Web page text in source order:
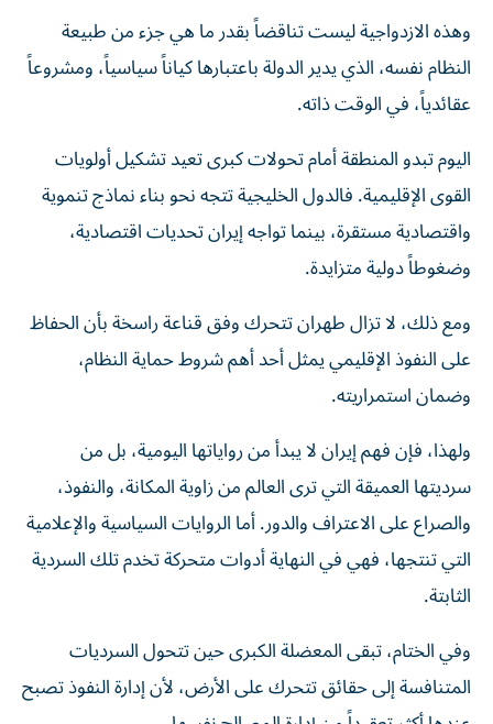
وهذه الازدواجية ليست تناقضاً بقدر ما هي جزء من طبيعة
النظام نفسه، الذي يدير الدولة باعتبارها كياناً سياسياً، ومشروعاً
عقائدياً، في الوقت ذاته.
اليوم تبدو المنطقة أمام تحولات كبرى تعيد تشكيل أولويات
القوى الإقليمية. فالدول الخليجية تتجه نحو بناء نماذج تنموية
واقتصادية مستقرة، بينما تواجه إيران تحديات اقتصادية،
وضغوطاً دولية متزايدة.
ومع ذلك، لا تزال طهران تتحرك وفق قناعة راسخة بأن الحفاظ
على النفوذ الإقليمي يمثل أحد أهم شروط حماية النظام،
وضمان استمراريته.
ولهذا، فإن فهم إيران لا يبدأ من رواياتها اليومية، بل من
سرديتها العميقة التي ترى العالم من زاوية المكانة، والنفوذ،
والصراع على الاعتراف والدور. أما الروايات السياسية والإعلامية
التي تنتجها، فهي في النهاية أدوات متحركة تخدم تلك السردية
الثابتة.
وفي الختام، تبقى المعضلة الكبرى حين تتحول السرديات
المتنافسة إلى حقائق تتحرك على الأرض، لأن إدارة النفوذ تصبح